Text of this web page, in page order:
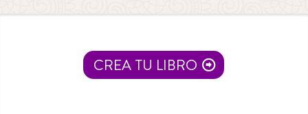
CREA TU LIBRO